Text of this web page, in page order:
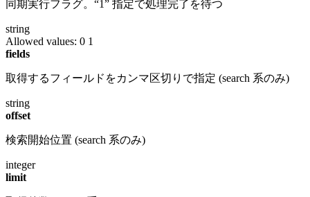
同期実行フラグ。“1” 指定で処理完了を待つ
string
Allowed values: 0 1
fields
取得するフィールドをカンマ区切りで指定 (search 系のみ)
string
offset
検索開始位置 (search 系のみ)
integer
limit